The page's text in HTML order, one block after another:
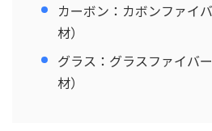
カーボン：カボンファイ
材）
グラス：グラスファイバ
材）